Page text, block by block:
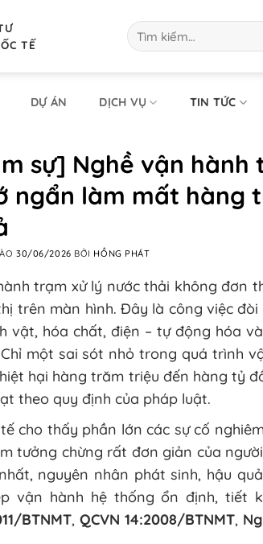
TẾ
Tìm
kiếm:
DỰ ÁN DỊCH VỤ TIN TỨC
sự] Nghề vận
ngẩn làm mất hàng
30/06/2026 BỞI HỒNG PHÁT
trạm xử lý nước thải không đơn
trên màn hình. Đây là công việc
vật, hóa chất, điện – tự động hóa
một sai sót nhỏ trong quá trình
hại hàng trăm triệu đến hàng tỷ
theo quy định của pháp luật.
cho thấy phần lớn các sự cố
tưởng chừng rất đơn giản của
nguyên nhân phát sinh, hậu
vận hành hệ thống ổn định, tiết
BTNMT, QCVN 14:2008/BTNMT,